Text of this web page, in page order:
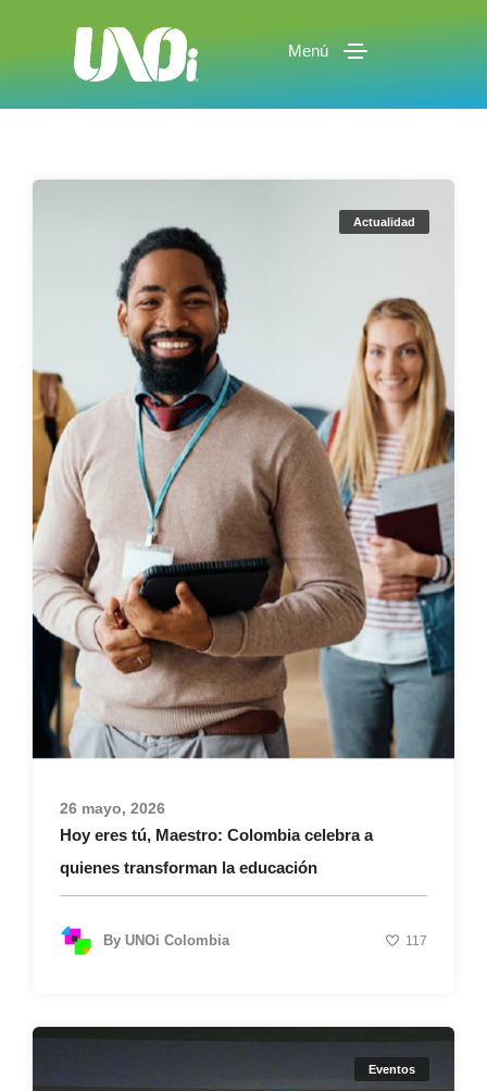
Menú
Actualidad
26 mayo, 2026
Hoy eres tú, Maestro: Colombia celebra a
quienes transforman la educación
By UNOi Colombia 117
Eventos